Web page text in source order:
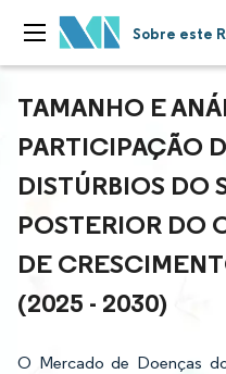
Sobre este
TAMANHO E
PARTICIPAÇÃO
DISTÚRBIOS DO
POSTERIOR DO
DE
(2025 - 2030)
O Mercado de Doenças